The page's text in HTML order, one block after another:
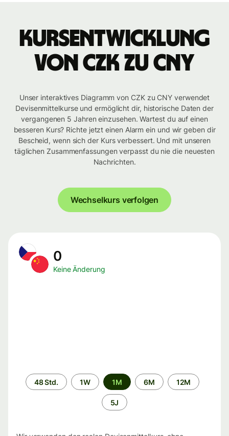
Kursentwicklung
von CZK zu CNY
Unser interaktives Diagramm von CZK zu CNY verwendet
Devisenmittelkurse und ermöglicht dir, historische Daten der
vergangenen 5 Jahren einzusehen. Wartest du auf einen
besseren Kurs? Richte jetzt einen Alarm ein und wir geben dir
Bescheid, wenn sich der Kurs verbessert. Und mit unseren
täglichen Zusammenfassungen verpasst du nie die neuesten
Nachrichten.
Wechselkurs verfolgen
0
Keine Änderung
Zeitraum
48 Std. 1W 1M 6M 12M
5J